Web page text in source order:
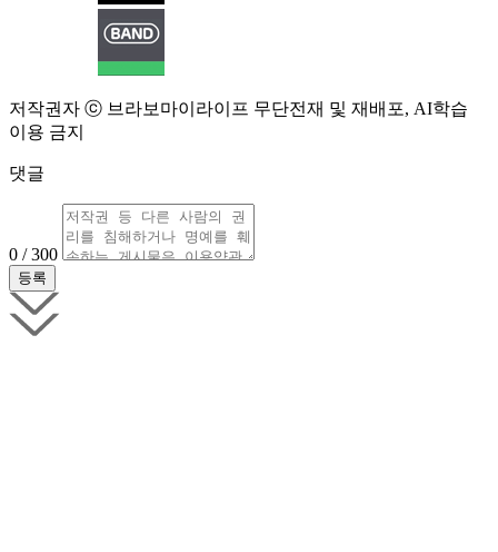
저작권자 ⓒ 브라보마이라이프 무단전재 및 재배포, AI학습
이용 금지
댓글
0 / 300